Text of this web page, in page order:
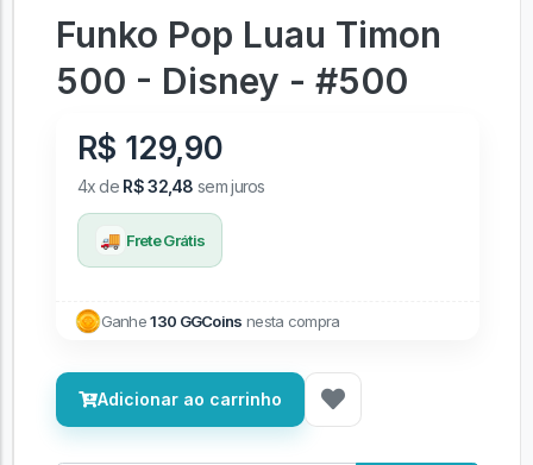
Funko Pop Luau Timon
500 - Disney - #500
R$ 129,90
4x de R$ 32,48 sem juros
🚚 Frete Grátis
Ganhe130 GGCoins nesta compra
Adicionar ao carrinho